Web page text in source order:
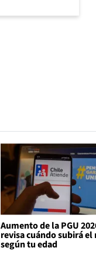
Aumento de la PGU
revisa cuándo subirá
según tu edad